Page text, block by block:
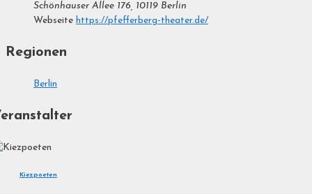
Schönhauser Allee 176, 10119 Berlin
Webseite https://pfefferberg-theater.de/
Regionen
Berlin
Kiezpoeten